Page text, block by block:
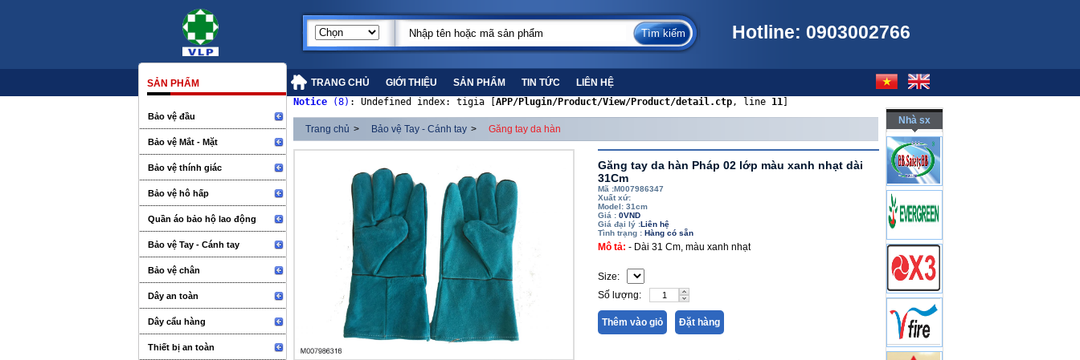
Hotline: 0903002766
TRANG CHỦ GIỚI THIỆU SẢN PHẨM TIN TỨC LIÊN HỆ
SẢN PHẨM
Bảo vệ đầu
Bảo vệ Mắt - Mặt
Bảo vệ thính giác
Bảo vệ hô hấp
Quần áo bảo hộ lao động
Bảo vệ Tay - Cánh tay
Bảo vệ chân
Dây an toàn
Dây cẩu hàng
Thiết bị an toàn
Notice (8) : Undefined index: tigia [ APP/Plugin/Product/View/Product/detail.ctp, line 11
Trang chủ > Bảo vệ Tay - Cánh tay > Găng tay da hàn
Găng tay da hàn Pháp 02 lớp màu xanh nhạt dài
31Cm
Mã :M007986347
Xuất xứ:
Model: 31cm
Giá : 0VND
Giá đại lý :Liên hệ
Tình trạng : Hàng có sẵn
Mô tả: - Dài 31 Cm, màu xanh nhạt
Size:
Số lượng:
Thêm vào giỏ Đặt hàng
Nhà sx